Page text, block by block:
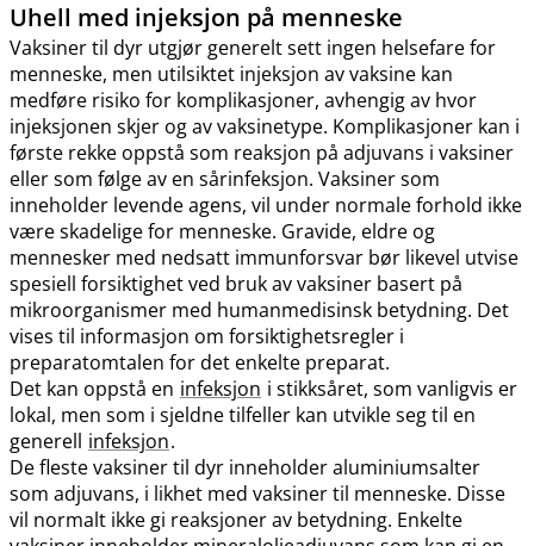
Uhell med injeksjon på menneske
Vaksiner til dyr utgjør generelt sett ingen helsefare for
menneske, men utilsiktet injeksjon av vaksine kan
medføre risiko for komplikasjoner, avhengig av hvor
injeksjonen skjer og av vaksinetype. Komplikasjoner kan i
første rekke oppstå som reaksjon på adjuvans i vaksiner
eller som følge av en sårinfeksjon. Vaksiner som
inneholder levende agens, vil under normale forhold ikke
være skadelige for menneske. Gravide, eldre og
mennesker med nedsatt immunforsvar bør likevel utvise
spesiell forsiktighet ved bruk av vaksiner basert på
mikroorganismer med humanmedisinsk betydning. Det
vises til informasjon om forsiktighetsregler i
preparatomtalen for det enkelte preparat.
Det kan oppstå en infeksjon i stikksåret, som vanligvis er
lokal, men som i sjeldne tilfeller kan utvikle seg til en
generell infeksjon.
De fleste vaksiner til dyr inneholder aluminiumsalter
som adjuvans, i likhet med vaksiner til menneske. Disse
vil normalt ikke gi reaksjoner av betydning. Enkelte